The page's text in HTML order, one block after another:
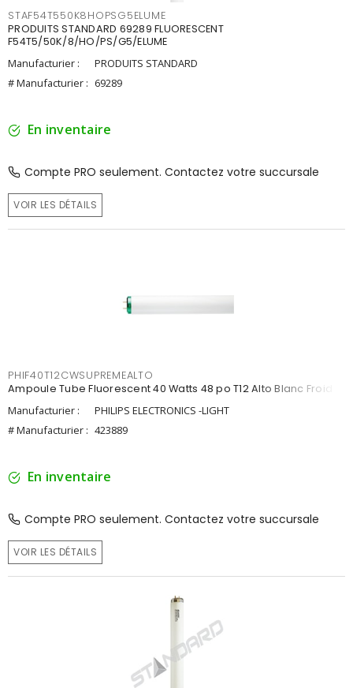
STAF54T550K8HOPSG5ELUME
PRODUITS STANDARD 69289 FLUORESCENT
F54T5/50K/8/HO/PS/G5/ELUME
Manufacturier :
PRODUITS STANDARD
# Manufacturier : 69289
En inventaire
Compte PRO seulement. Contactez votre succursale
VOIR LES DÉTAILS
PHIF40T12CWSUPREMEALTO
Ampoule Tube Fluorescent 40 Watts 48 po T12 Alto Blanc Froid
Manufacturier :
PHILIPS ELECTRONICS -LIGHT
# Manufacturier : 423889
En inventaire
Compte PRO seulement. Contactez votre succursale
VOIR LES DÉTAILS